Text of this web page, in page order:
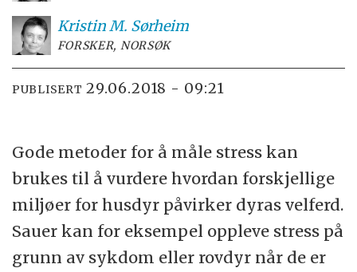
Kristin M. Sørheim
FORSKER, NORSØK
PUBLISERT 29.06.2018 - 09:21
Gode metoder for å måle stress kan
brukes til å vurdere hvordan forskjellige
miljøer for husdyr påvirker dyras velferd.
Sauer kan for eksempel oppleve stress på
grunn av sykdom eller rovdyr når de er